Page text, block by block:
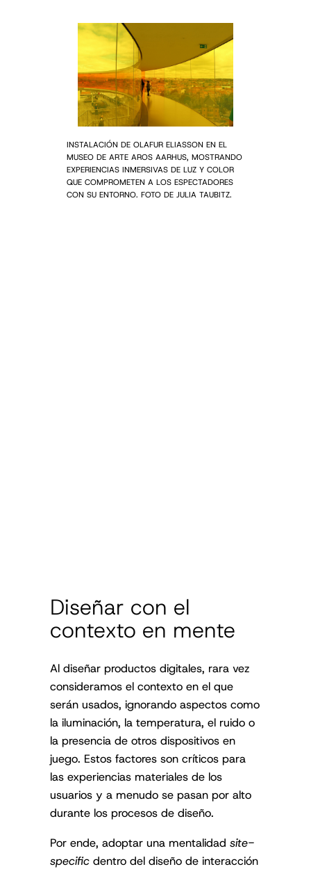
INSTALACIÓN DE OLAFUR ELIASSON EN EL
MUSEO DE ARTE AROS AARHUS, MOSTRANDO
EXPERIENCIAS INMERSIVAS DE LUZ Y COLOR
QUE COMPROMETEN A LOS ESPECTADORES
CON SU ENTORNO. FOTO DE JULIA TAUBITZ.
Diseñar con el
contexto en mente
Al diseñar productos digitales, rara vez
consideramos el contexto en el que
serán usados, ignorando aspectos como
la iluminación, la temperatura, el ruido o
la presencia de otros dispositivos en
juego. Estos factores son críticos para
las experiencias materiales de los
usuarios y a menudo se pasan por alto
durante los procesos de diseño.
Por ende, adoptar una mentalidad site-
specific dentro del diseño de interacción